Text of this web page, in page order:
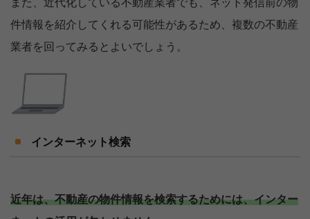
また、近代化している不動産業者でも、ネット発信前の物
件情報を紹介してくれる可能性があるため、複数の不動産
業者を回ってみるとよいでしょう。
インターネット検索
近年は、不動産の物件情報を検索するためには、インター